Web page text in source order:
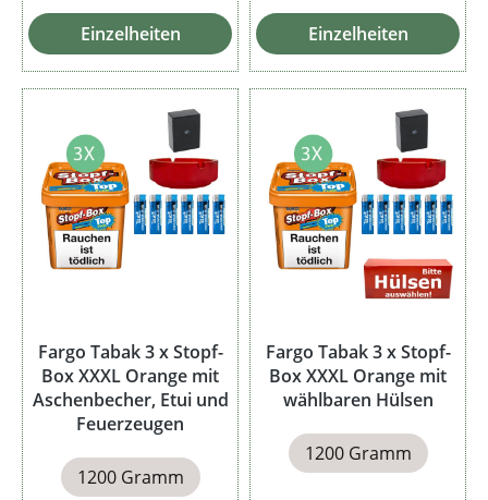
Einzelheiten Einzelheiten
Fargo Tabak 3 x Stopf-
Box XXXL Orange mit
Aschenbecher, Etui und
Feuerzeugen
1200 Gramm
Fargo Tabak 3 x Stopf-
Box XXXL Orange mit
wählbaren Hülsen
1200 Gramm